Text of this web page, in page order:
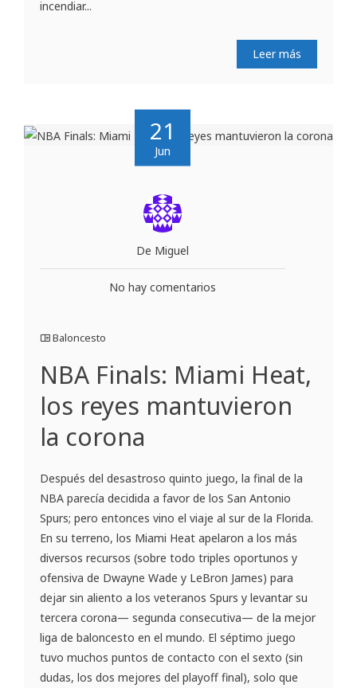
incendiar...
Leer más
21
Jun
De Miguel
No hay comentarios
Baloncesto
NBA Finals: Miami Heat,
los reyes mantuvieron
la corona
Después del desastroso quinto juego, la final de la
NBA parecía decidida a favor de los San Antonio
Spurs; pero entonces vino el viaje al sur de la Florida.
En su terreno, los Miami Heat apelaron a los más
diversos recursos (sobre todo triples oportunos y
ofensiva de Dwayne Wade y LeBron James) para
dejar sin aliento a los veteranos Spurs y levantar su
tercera corona— segunda consecutiva— de la mejor
liga de baloncesto en el mundo. El séptimo juego
tuvo muchos puntos de contacto con el sexto (sin
dudas, los dos mejores del playoff final), solo que